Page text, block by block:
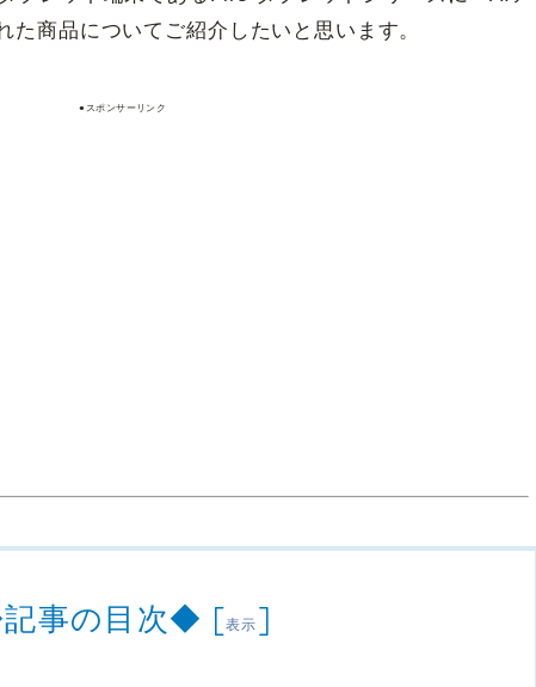
た商品についてご紹介したいと思います。
●スポンサーリンク
事の目次◆ [表示 ]